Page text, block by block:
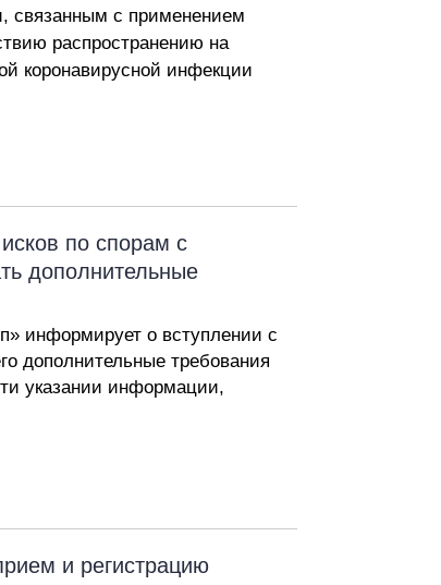
связанным с применением
распространению на
коронавирусной инфекции
по спорам с
дополнительные
информирует о вступлении с
дополнительные требования
указании информации,
и регистрацию